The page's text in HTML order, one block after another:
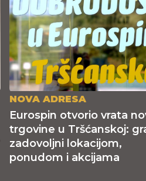
NOVA ADRESA
Eurospin otvorio vrata
trgovine u Tršćanskoj:
zadovoljni lokacijom,
ponudom i akcijama